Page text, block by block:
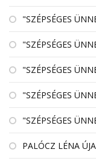
"SZÉPSÉGES
"SZÉPSÉGES
"SZÉPSÉGES
"SZÉPSÉGES
"SZÉPSÉGES
PALÓCZ LÉNA